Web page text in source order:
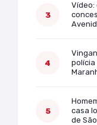
Vídeo:
polícia
casa
de